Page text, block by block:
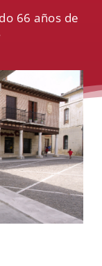
66 años de